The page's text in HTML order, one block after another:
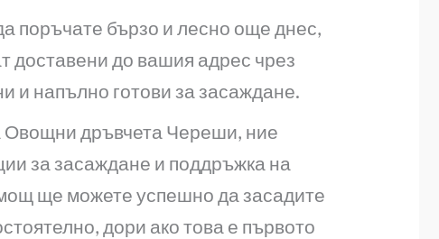
поръчате бързо и лесно още днес,
доставени до вашия адрес чрез
и напълно готови за засаждане.
Овощни дръвчета Череши, ние
за засаждане и поддръжка на
ще можете успешно да засадите
дори ако това е първото